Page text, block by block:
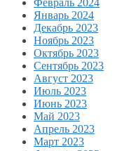
Февраль 2024
Январь 2024
Декабрь 2023
Ноябрь 2023
Октябрь 2023
Сентябрь 2023
Август 2023
Июль 2023
Июнь 2023
Май 2023
Апрель 2023
Март 2023